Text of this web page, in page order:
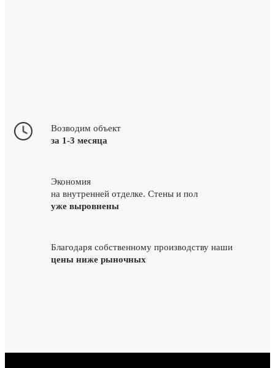
Возводим объект
за 1-3 месяца
Экономия
на внутренней отделке. Стены и пол
уже выровнены
Благодаря собственному производству наши
цены ниже рыночных